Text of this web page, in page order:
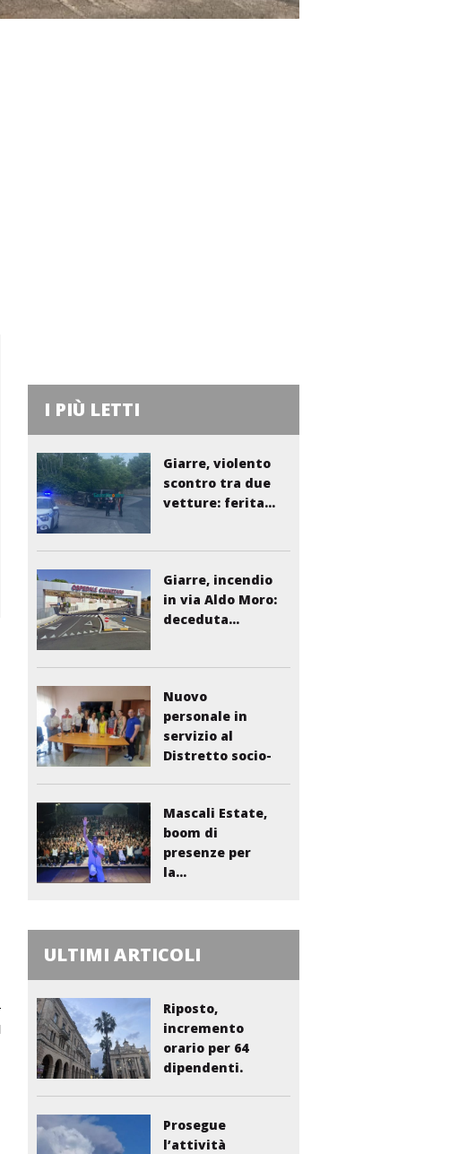
I PIÙ LETTI
Giarre, violento
scontro tra due
vetture: ferita...
Giarre, incendio
in via Aldo Moro:
deceduta...
Nuovo
personale in
servizio al
Distretto socio-
Mascali Estate,
boom di
presenze per
la...
ULTIMI ARTICOLI
Riposto,
incremento
orario per 64
dipendenti.
Prosegue
l’attività